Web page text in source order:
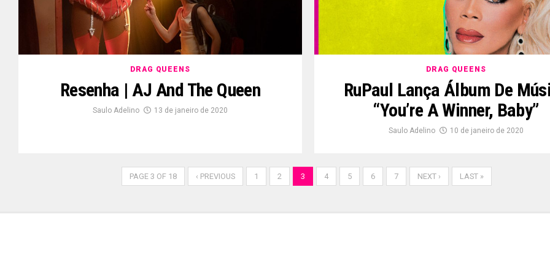
DRAG QUEENS
Resenha | AJ And The Queen
Saulo Adelino 13 de janeiro de 2020
DRAG QUEENS
RuPaul Lança Álbum De
“You’re A Winner, Baby”
Saulo Adelino 10 de janeiro de 2020
PAGE 3 OF 18 ‹ PREVIOUS 1 2 3 4 5 6 7 NEXT › LAST »